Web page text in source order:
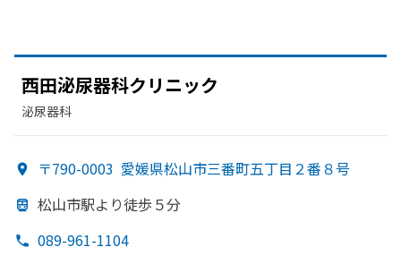
西田泌尿器科クリニック
泌尿器科
〒790-0003 愛媛県松山市三番町五丁目２番８号
松山市駅より徒歩５分
089-961-1104